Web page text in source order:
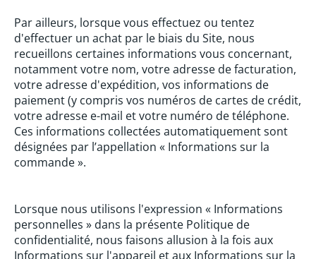
Par ailleurs, lorsque vous effectuez ou tentez
d'effectuer un achat par le biais du Site, nous
recueillons certaines informations vous concernant,
notamment votre nom, votre adresse de facturation,
votre adresse d'expédition, vos informations de
paiement (y compris vos numéros de cartes de crédit,
votre adresse e-mail et votre numéro de téléphone.
Ces informations collectées automatiquement sont
désignées par l’appellation « Informations sur la
commande ».
Lorsque nous utilisons l'expression « Informations
personnelles » dans la présente Politique de
confidentialité, nous faisons allusion à la fois aux
Informations sur l'appareil et aux Informations sur la